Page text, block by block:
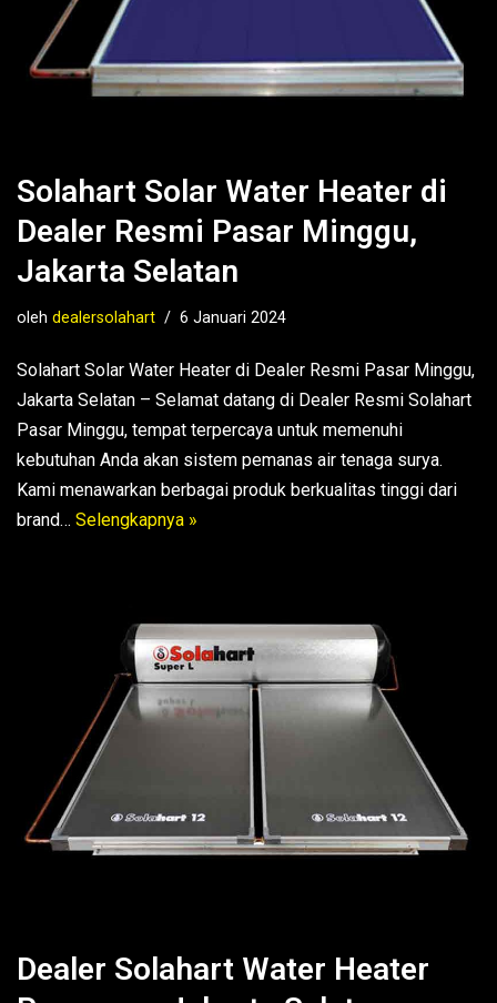
Solahart Solar Water Heater di
Dealer Resmi Pasar Minggu,
Jakarta Selatan
oleh dealersolahart 6 Januari 2024
Solahart Solar Water Heater di Dealer Resmi Pasar Minggu,
Jakarta Selatan – Selamat datang di Dealer Resmi Solahart
Pasar Minggu, tempat terpercaya untuk memenuhi
kebutuhan Anda akan sistem pemanas air tenaga surya.
Kami menawarkan berbagai produk berkualitas tinggi dari
brand… Selengkapnya »
Dealer Solahart Water Heater